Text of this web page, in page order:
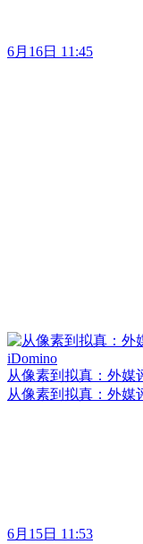
6月16日 11:45
从像素到拟真：外媒
从像素到拟真：外媒
6月15日 11:53